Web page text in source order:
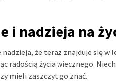
i nadzieja na
że teraz znajduje się w
radością życia wiecznego.
mieli zaszczyt go znać.